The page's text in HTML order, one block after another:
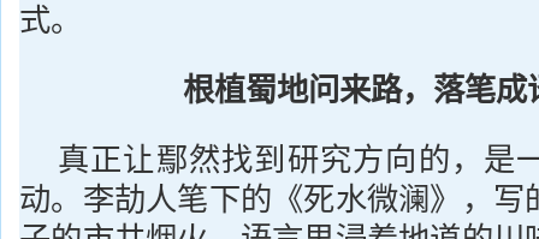
式。
根植蜀地问来路，落笔成
真正让鄢然找到研究方向的，是
动。李劼人笔下的《死水微澜》，写